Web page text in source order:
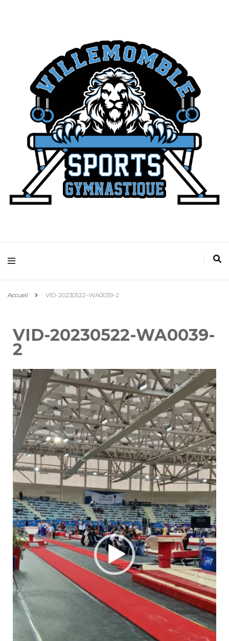
Villemomble
Gymnastique
Accueil VID-20230522-WA0039-2
VID-20230522-WA0039-
2
Lecteur
vidéo